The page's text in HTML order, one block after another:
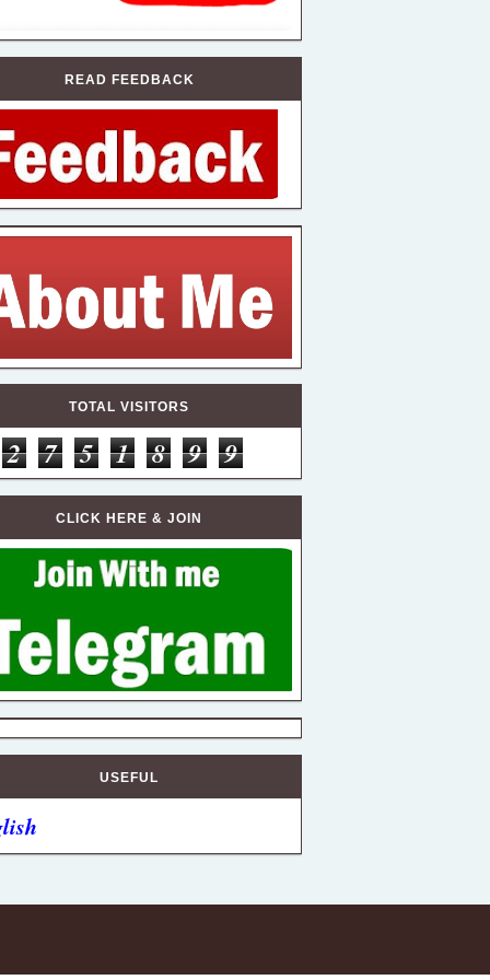
READ FEEDBACK
TOTAL VISITORS
2 7 5 1 8 9 9
CLICK HERE & JOIN
USEFUL